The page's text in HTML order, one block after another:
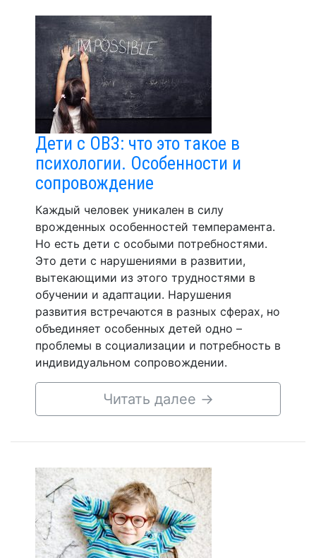
Дети с ОВЗ: что это такое в
психологии. Особенности и
сопровождение
Каждый человек уникален в силу
врожденных особенностей темперамента.
Но есть дети с особыми потребностями.
Это дети с нарушениями в развитии,
вытекающими из этого трудностями в
обучении и адаптации. Нарушения
развития встречаются в разных сферах, но
объединяет особенных детей одно –
проблемы в социализации и потребность в
индивидуальном сопровождении.
Читать далее →